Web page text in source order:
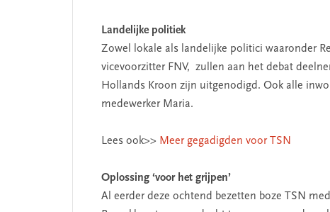
Landelijke politiek
Zowel lokale als landelijke politici waaronder
vicevoorzitter FNV, zullen aan het debat
Hollands Kroon zijn uitgenodigd. Ook alle
medewerker Maria.
Lees ook>> Meer gegadigden voor TSN
Oplossing ‘voor het grijpen’
Al eerder deze ochtend bezetten boze TSN